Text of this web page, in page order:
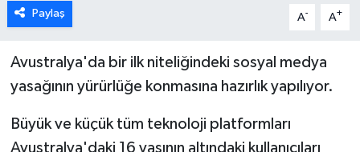
Paylaş A- A+
Avustralya'da bir ilk niteliğindeki sosyal medya
yasağının yürürlüğe konmasına hazırlık yapılıyor.
Büyük ve küçük tüm teknoloji platformları
Avustralya'daki 16 yaşının altındaki kullanıcıları